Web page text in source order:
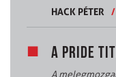
HACK PÉTER /
A PRIDE